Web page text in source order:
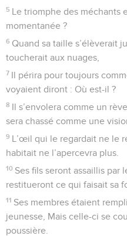
5 Le triomphe des méchants
momentanée ?
6 Quand sa taille s’élèverait
toucherait aux nuages,
7 Il périra pour toujours
voyaient diront : Où est-il ?
8 Il s’envolera comme un
sera chassé comme une
9 L’œil qui le regardait ne le
habitait ne l’apercevra plus.
10 Ses fils seront assaillis par
restitueront ce qui faisait sa
11 Ses membres étaient
jeunesse, Mais celle-ci se
poussière.